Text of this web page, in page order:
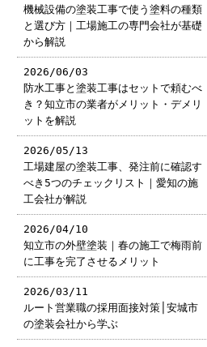
機械設備の塗装工事で使う塗料の種類
と選び方｜工場施工の専門会社が基礎
から解説
2026/06/03
防水工事と塗装工事はセットで頼むべ
き？知立市の業者がメリット・デメリ
ットを解説
2026/05/13
工場建屋の塗装工事、発注前に確認す
べき5つのチェックリスト｜愛知の施
工会社が解説
2026/04/10
知立市の外壁塗装｜春の施工で梅雨前
に工事を完了させるメリット
2026/03/11
ルート営業職の採用面接対策│安城市
の塗装会社から学ぶ